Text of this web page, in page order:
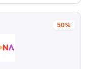
50%